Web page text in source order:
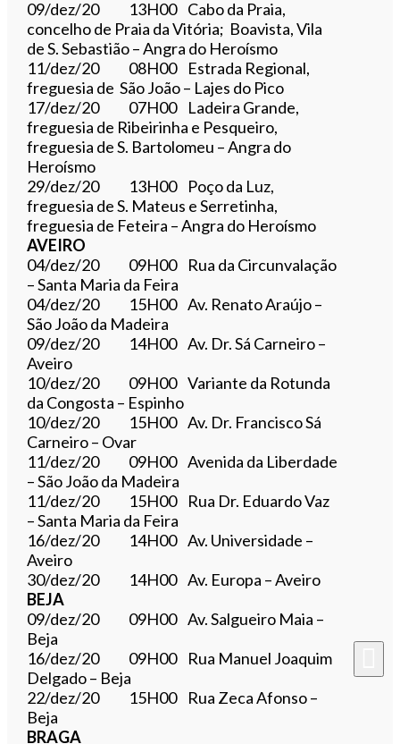
09/dez/20 13H00 Cabo da Praia,
concelho de Praia da Vitória; Boavista, Vila
de S. Sebastião – Angra do Heroísmo
11/dez/20 08H00 Estrada Regional,
freguesia de São João – Lajes do Pico
17/dez/20 07H00 Ladeira Grande,
freguesia de Ribeirinha e Pesqueiro,
freguesia de S. Bartolomeu – Angra do
Heroísmo
29/dez/20 13H00 Poço da Luz,
freguesia de S. Mateus e Serretinha,
freguesia de Feteira – Angra do Heroísmo
AVEIRO
04/dez/20 09H00 Rua da Circunvalação
– Santa Maria da Feira
04/dez/20 15H00 Av. Renato Araújo –
São João da Madeira
09/dez/20 14H00 Av. Dr. Sá Carneiro –
Aveiro
10/dez/20 09H00 Variante da Rotunda
da Congosta – Espinho
10/dez/20 15H00 Av. Dr. Francisco Sá
Carneiro – Ovar
11/dez/20 09H00 Avenida da Liberdade
– São João da Madeira
11/dez/20 15H00 Rua Dr. Eduardo Vaz
– Santa Maria da Feira
16/dez/20 14H00 Av. Universidade –
Aveiro
30/dez/20 14H00 Av. Europa – Aveiro
BEJA
09/dez/20 09H00 Av. Salgueiro Maia –
Beja
16/dez/20 09H00 Rua Manuel Joaquim
Delgado – Beja
22/dez/20 15H00 Rua Zeca Afonso –
Beja
BRAGA